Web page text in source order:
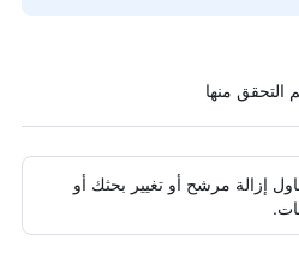
إزالة مرشح أو تغيير بحثك أو